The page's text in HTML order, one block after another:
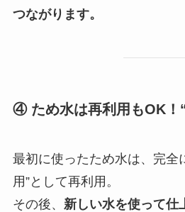
つながります。
④ ため水は再利用もOK！
最初に使ったため水は、完全
用”として再利用。
その後、 新しい水を使って仕